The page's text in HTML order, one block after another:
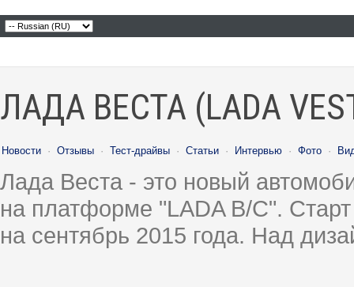
ЛАДА ВЕСТА (LADA
Новости · Отзывы · Тест-драйвы · Статьи · Интервью · Фото ·
Лада Веста - это новый
на платформе "LADA B/C".
на сентябрь 2015 года. Над